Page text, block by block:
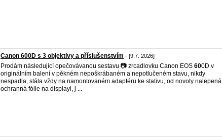
Canon 600D s 3 objektivy a příslušenstvím - [9.7. 2026]
Prodám následující opečovávanou sestavu 📷 zrcadlovku Canon EOS 600D v
originálním balení v pěkném nepoškrábaném a nepotlučeném stavu, nikdy
nespadla, stála vždy na namontovaném adaptéru ke stativu, od novoty nalepená
ochranná fólie na displayi, j ...